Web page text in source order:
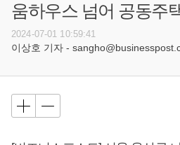
움하우스 넘어 공동주
2024-07-01 10:59:41
이상호 기자 -